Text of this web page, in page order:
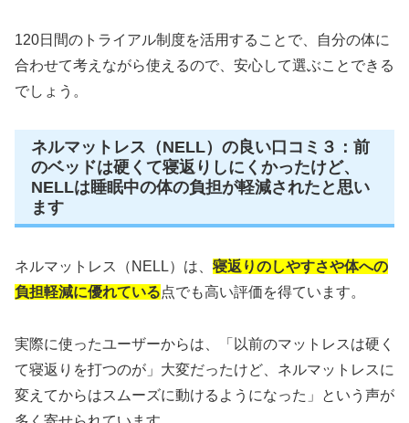
120日間のトライアル制度を活用することで、自分の体に
合わせて考えながら使えるので、安心して選ぶことできる
でしょう。
ネルマットレス（NELL）の良い口コミ３：前
のベッドは硬くて寝返りしにくかったけど、
NELLは睡眠中の体の負担が軽減されたと思い
ます
ネルマットレス（NELL）は、 寝返りのしやすさや体への
負担軽減に優れている点でも高い評価を得ています。
実際に使ったユーザーからは、「以前のマットレスは硬く
て寝返りを打つのが」大変だったけど、ネルマットレスに
変えてからはスムーズに動けるようになった」という声が